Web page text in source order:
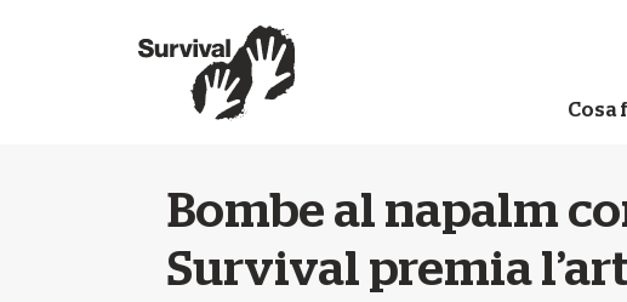
Cosa
Bombe al napalm
Survival premia